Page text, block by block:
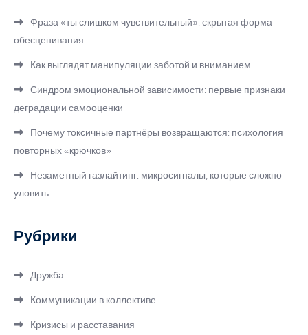
Фраза «ты слишком чувствительный»: скрытая форма
обесценивания
Как выглядят манипуляции заботой и вниманием
Синдром эмоциональной зависимости: первые признаки
деградации самооценки
Почему токсичные партнёры возвращаются: психология
повторных «крючков»
Незаметный газлайтинг: микросигналы, которые сложно
уловить
Рубрики
Дружба
Коммуникации в коллективе
Кризисы и расставания